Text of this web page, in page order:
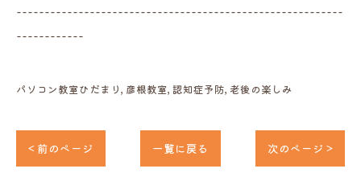
----------------------------------------------------------
------------
パソコン教室ひだまり 彦根教室 認知症予防 老後の楽しみ
< 前のページ 一覧に戻る 次のページ >